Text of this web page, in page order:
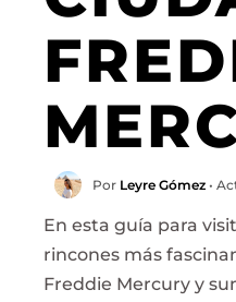
Por Leyre Gómez •
En esta guía para
rincones más
Freddie Mercury y